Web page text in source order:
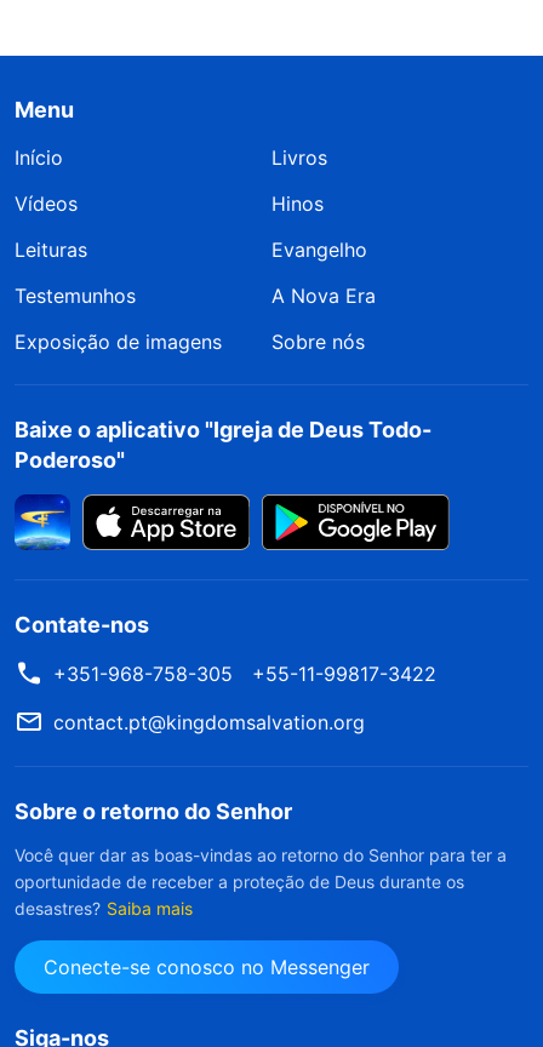
Menu
Início
Livros
Vídeos
Hinos
Leituras
Evangelho
Testemunhos
A Nova Era
Exposição de imagens
Sobre nós
Baixe o aplicativo "Igreja de Deus Todo-
Poderoso"
Contate-nos
+351-968-758-305
+55-11-99817-3422
contact.pt@kingdomsalvation.org
Sobre o retorno do Senhor
Você quer dar as boas-vindas ao retorno do Senhor para ter a
oportunidade de receber a proteção de Deus durante os
desastres? Saiba mais
Conecte-se conosco no Messenger
Siga-nos